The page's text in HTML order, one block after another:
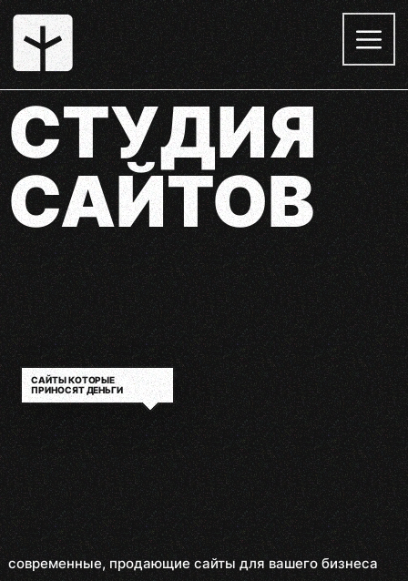
СТУДИЯ
САЙТОВ
ОПТИМИЗАЦИЯ ПОД
ПОИСК
современные, продающие сайты для вашего бизнеса